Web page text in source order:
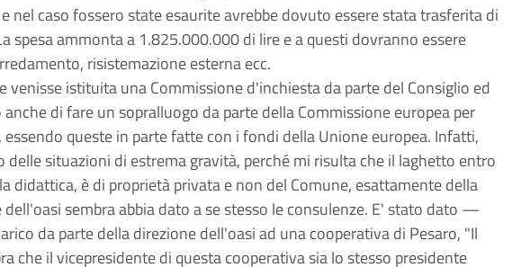
nel caso fossero state esaurite avrebbe dovuto essere stata trasferita di
spesa ammonta a 1.825.000.000 di lire e a questi dovranno essere
risistemazione esterna ecc.
venisse istituita una Commissione d'inchiesta da parte del Consiglio ed
di fare un sopralluogo da parte della Commissione europea per
queste in parte fatte con i fondi della Unione europea. Infatti,
situazioni di estrema gravità, perché mi risulta che il laghetto entro
didattica, è di proprietà privata e non del Comune, esattamente della
sembra abbia dato a se stesso le consulenze. E' stato dato —
da parte della direzione dell'oasi ad una cooperativa di Pesaro, "Il
che il vicepresidente di questa cooperativa sia lo stesso presidente